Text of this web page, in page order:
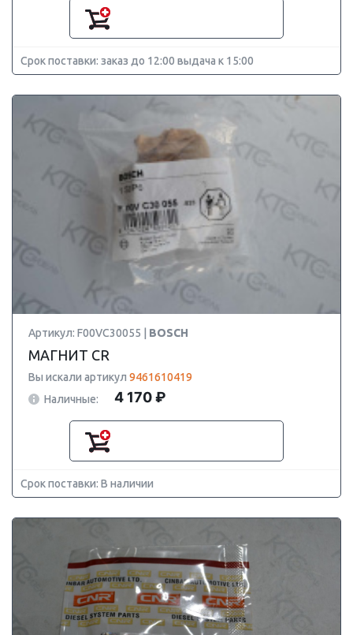
Срок поставки: заказ до 12:00 выдача к 15:00
Артикул: F00VC30055 | BOSCH
МАГНИТ CR
Вы искали артикул 9461610419
Наличные:
4 170 ₽
Срок поставки: В наличии